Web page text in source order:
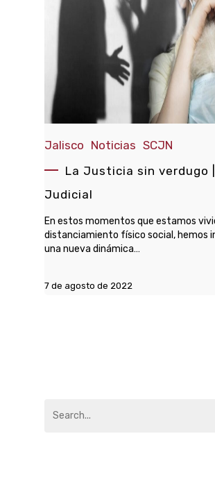
Jalisco Noticias SCJN
La Justicia sin verdugo
Judicial
En estos momentos que estamos
distanciamiento físico social, hemos
una nueva dinámica…
7 de agosto de 2022